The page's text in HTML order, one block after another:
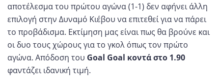
αποτέλεσμα του πρώτου αγώνα (1-1) δεν αφήνει άλλη
επιλογή στην Δυναμό Κιέβου να επιτεθεί για να πάρει
το προβάδισμα. Εκτίμηση μας είναι πως θα βρούνε και
οι δυο τους χώρους για το γκολ όπως τον πρώτο
αγώνα. Απόδοση του Goal Goal κοντά στο 1.90
φαντάζει ιδανική τιμή.